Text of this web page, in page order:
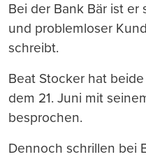
Bei der Bank Bär ist er
und problemloser
schreibt.
Beat Stocker hat
dem 21. Juni mit
besprochen.
Dennoch schrillen bei